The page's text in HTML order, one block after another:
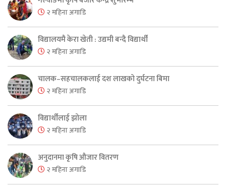
२ महिना अगाडि
विद्यालयमै केरा खेती : उद्यमी बन्दै विद्यार्थी
२ महिना अगाडि
चालक–सहचालकलाई दश लाखको दुर्घटना बिमा
२ महिना अगाडि
विद्यार्थीलाई झोला
२ महिना अगाडि
अनुदानमा कृषि औजार वितरण
२ महिना अगाडि